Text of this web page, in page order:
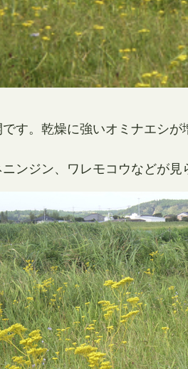
す。乾燥に強いオミナエシ
ンジン、ワレモコウなどが見